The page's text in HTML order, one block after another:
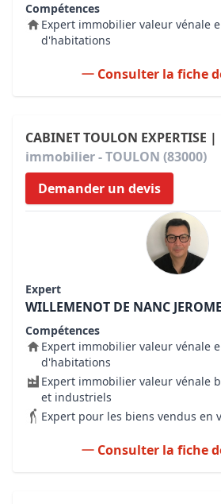
Compétences
Expert immobilier valeur vénale
d'habitations
Consulter la fiche
CABINET TOULON EXPERTISE |
immobilier - TOULON (83000)
Demander un devis
Expert
WILLEMENOT DE NANC JEROME
Compétences
Expert immobilier valeur vénale
d'habitations
Expert immobilier valeur vénale
et industriels
Expert pour les biens vendus en
Consulter la fiche